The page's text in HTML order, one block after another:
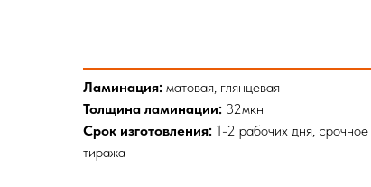
Ламинация: матовая, глянцевая
Толщина ламинации: 32мкн
Срок изготовления: 1-2 рабочих дня,
тиража